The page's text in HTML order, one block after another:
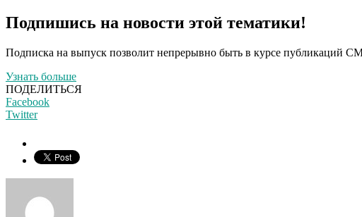
Подпишись на новости этой тематики!
Подписка на выпуск позволит непрерывно быть в курсе публикаций
Узнать больше
ПОДЕЛИТЬСЯ
Facebook
Twitter